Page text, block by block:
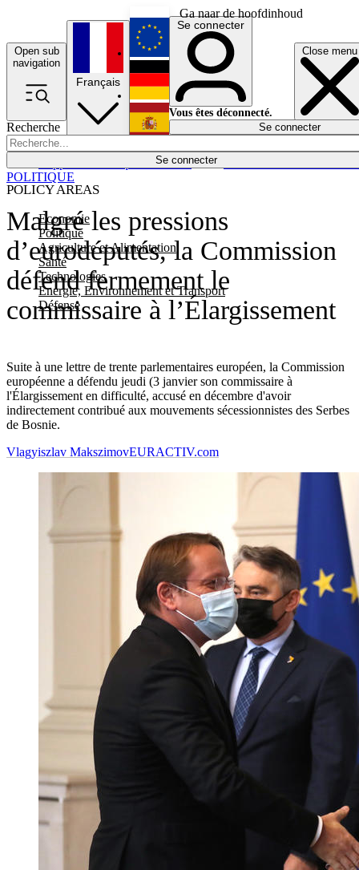
Ga naar de hoofdinhoud
Open sub
navigation
Close menu
Recherche
Se connecter
POLICY AREAS
Economie
Politique
Agriculture et Alimentation
Santé
Technologies
Energie, Environnement et Transport
Défense
Économie
Français
English
Deutsch
Español
Se connecter
Vous êtes déconnecté.
Se connecter
Malgré les pressions
d’eurodéputés, la Commission
défend fermement le
commissaire à l’Élargissement
Suite à une lettre de trente parlementaires européen, la Commission
européenne a défendu jeudi (3 janvier son commissaire à
l'Élargissement en difficulté, accusé en décembre d'avoir
indirectement contribué aux mouvements sécessionnistes des Serbes
de Bosnie.
POLITIQUE
Vlagyiszlav MakszimovEURACTIV.com